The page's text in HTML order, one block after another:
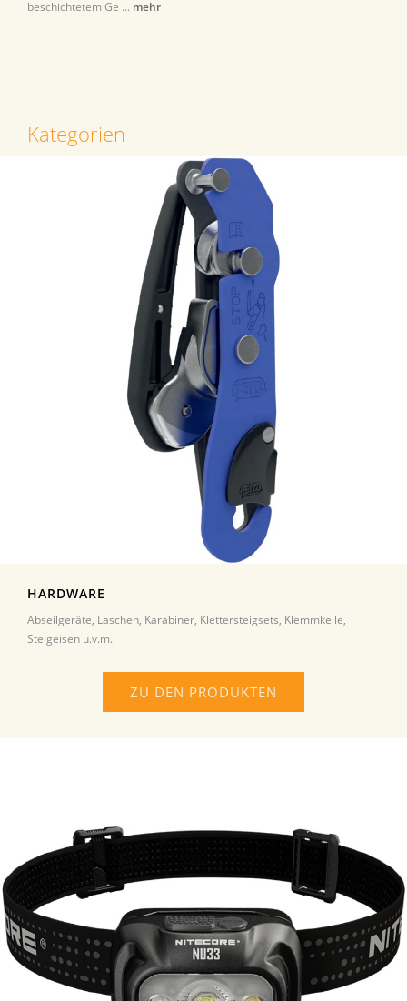
beschichtetem Ge ... mehr
Kategorien
HARDWARE
Abseilgeräte, Laschen, Karabiner, Klettersteigsets, Klemmkeile,
Steigeisen u.v.m.
ZU DEN PRODUKTEN